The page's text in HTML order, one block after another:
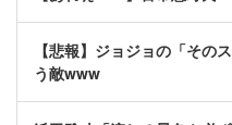
【悲報】ジョジョの「そ
う敵www